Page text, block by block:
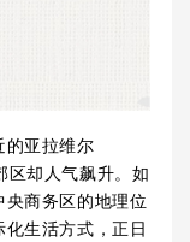
亚拉维尔
却人气飙升。如
商务区的地理位
生活方式，正日